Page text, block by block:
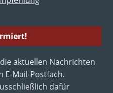
aktuellen Nachrichten
E-Mail-Postfach.
dafür